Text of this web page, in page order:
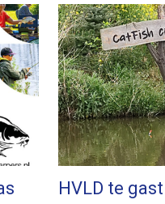
HVLD te